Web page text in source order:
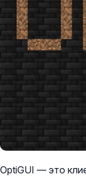
OptiGUI — это